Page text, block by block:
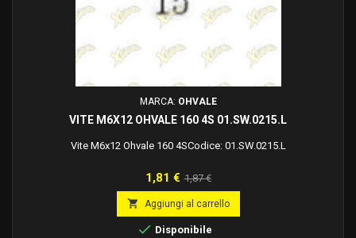
MARCA: OHVALE
VITE M6X12 OHVALE 160 4S 01.SW.0215.L
Vite M6x12 Ohvale 160 4SCodice: 01.SW.0215.L
Prezzo
1,81 € Prezzo
base
1,87 €
 Aggiungi al carrello
 Disponibile